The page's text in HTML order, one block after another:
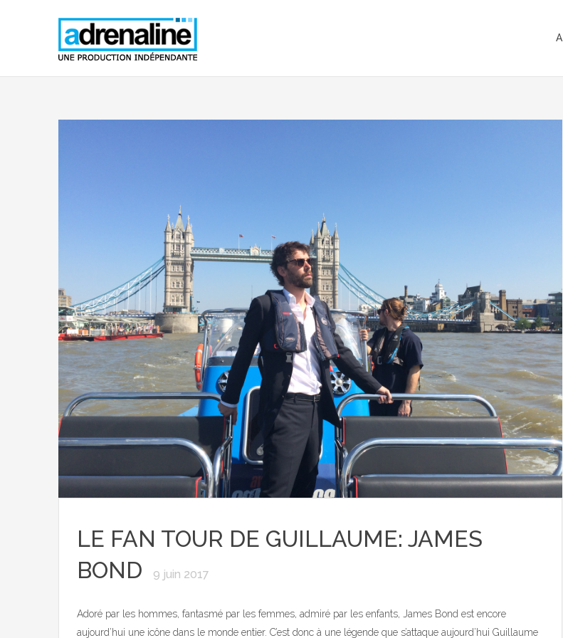
LE FAN TOUR DE GUILLAUME: JAMES
BOND
9 juin 2017
Adoré par les hommes, fantasmé par les femmes, admiré par les enfants, James Bond est encore
aujourd’hui une icône dans le monde entier. C’est donc à une légende que s’attaque aujourd’hui Guillaume